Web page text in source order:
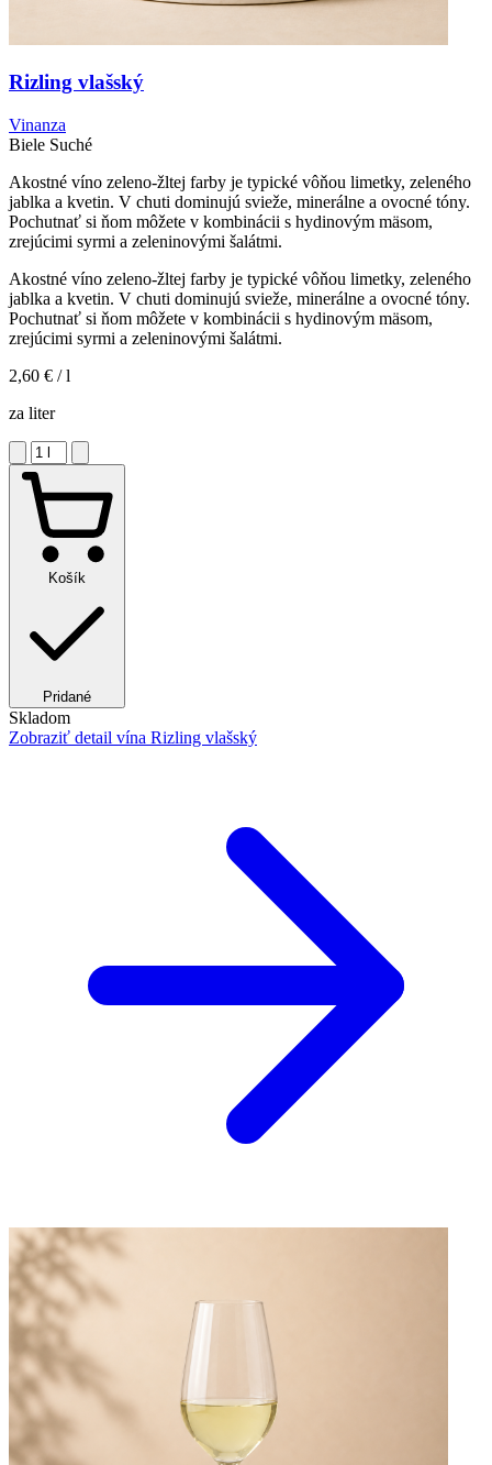
Rizling vlašský
Vinanza
Biele Suché
Akostné víno zeleno-žltej farby je typické vôňou limetky, zeleného
jablka a kvetin. V chuti dominujú svieže, minerálne a ovocné tóny.
Pochutnať si ňom môžete v kombinácii s hydinovým mäsom,
zrejúcimi syrmi a zeleninovými šalátmi.
Akostné víno zeleno-žltej farby je typické vôňou limetky, zeleného
jablka a kvetin. V chuti dominujú svieže, minerálne a ovocné tóny.
Pochutnať si ňom môžete v kombinácii s hydinovým mäsom,
zrejúcimi syrmi a zeleninovými šalátmi.
2,60 € / l
za liter
Košík
Pridané
Skladom
Zobraziť detail vína Rizling vlašský